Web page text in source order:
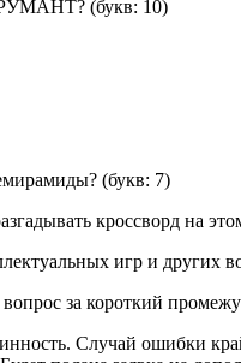
(букв: 10)
(букв: 7)
кроссворд на
игр и других
за короткий
Случай ошибки